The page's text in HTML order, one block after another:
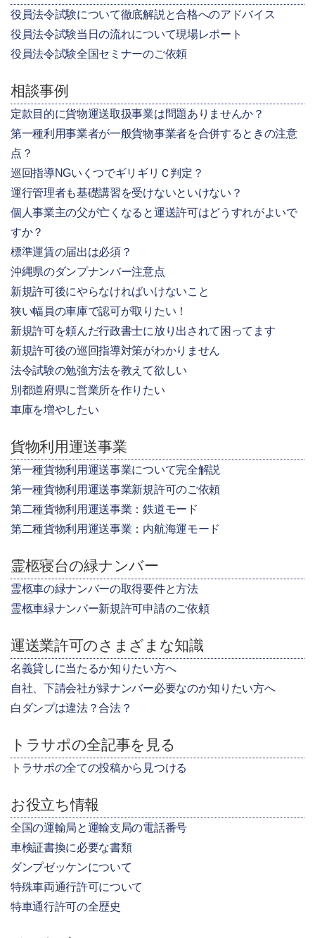
役員法令試験について徹底解説と合格へのアドバイス
役員法令試験当日の流れについて現場レポート
役員法令試験全国セミナーのご依頼
相談事例
定款目的に貨物運送取扱事業は問題ありませんか？
第一種利用事業者が一般貨物事業者を合併するときの注意
点？
巡回指導NGいくつでギリギリＣ判定？
運行管理者も基礎講習を受けないといけない？
個人事業主の父が亡くなると運送許可はどうすれがよいで
すか？
標準運賃の届出は必須？
沖縄県のダンプナンバー注意点
新規許可後にやらなければいけないこと
狭い幅員の車庫で認可が取りたい！
新規許可を頼んだ行政書士に放り出されて困ってます
新規許可後の巡回指導対策がわかりません
法令試験の勉強方法を教えて欲しい
別都道府県に営業所を作りたい
車庫を増やしたい
貨物利用運送事業
第一種貨物利用運送事業について完全解説
第一種貨物利用運送事業新規許可のご依頼
第二種貨物利用運送事業：鉄道モード
第二種貨物利用運送事業：内航海運モード
霊柩寝台の緑ナンバー
霊柩車の緑ナンバーの取得要件と方法
霊柩車緑ナンバー新規許可申請のご依頼
運送業許可のさまざまな知識
名義貸しに当たるか知りたい方へ
自社、下請会社が緑ナンバー必要なのか知りたい方へ
白ダンプは違法？合法？
トラサポの全記事を見る
トラサポの全ての投稿から見つける
お役立ち情報
全国の運輸局と運輸支局の電話番号
車検証書換に必要な書類
ダンプゼッケンについて
特殊車両通行許可について
特車通行許可の全歴史